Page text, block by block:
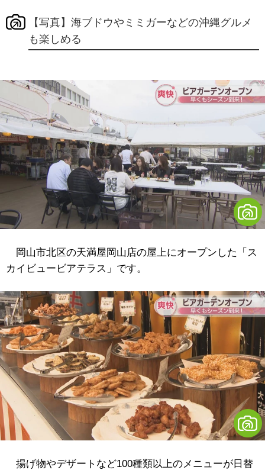
【写真】海ブドウやミミガーなどの沖縄グルメ
も楽しめる
岡山市北区の天満屋岡山店の屋上にオープンした「ス
カイビュービアテラス」です。
揚げ物やデザートなど100種類以上のメニューが日替